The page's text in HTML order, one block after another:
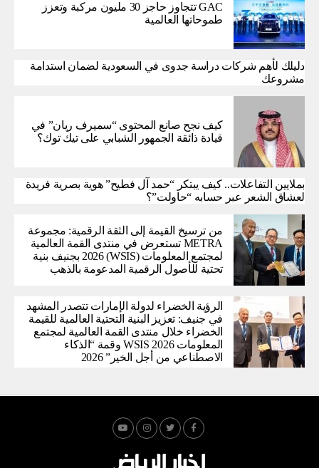
GAC تتجاوز حاجز 30 مليون مركبة وتعزز
طموحاتها العالمية
دليلك لأهم شركات دراسة جدوى في السعودية لضمان استدامة
مشروعك
كيف نجح صانع المحتوى “سميرف ريان” في
قيادة ذائقة الجمهور الشبابي على تيك توك؟
بملايين التفاعلات.. كيف يبتكر “حمد آل فطيح” هوية بصرية فريدة
لعشاق الشعر عبر حسابه “حاولت”؟
من ترسيخ القيمة إلى الثقة الرقمية: مجموعة
METRA تستعرض في منتدى القمة العالمية
لمجتمع المعلومات (WSIS) 2026 بجنيف بنية
تحتية للأصول الرقمية المدعومة بالذهب
الرؤية الخضراء لدولة الإمارات تتصدر المشهد
في جنيف: تعزيز البنية التحتية العالمية للقيمة
الخضراء خلال منتدى القمة العالمية لمجتمع
المعلومات WSIS 2026 وقمة “الذكاء
الاصطناعي من أجل الخير” 2026